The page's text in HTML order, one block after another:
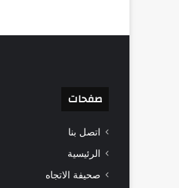
صفحات
اتصل بنا
الرئيسية
صحيفة الاتجاه